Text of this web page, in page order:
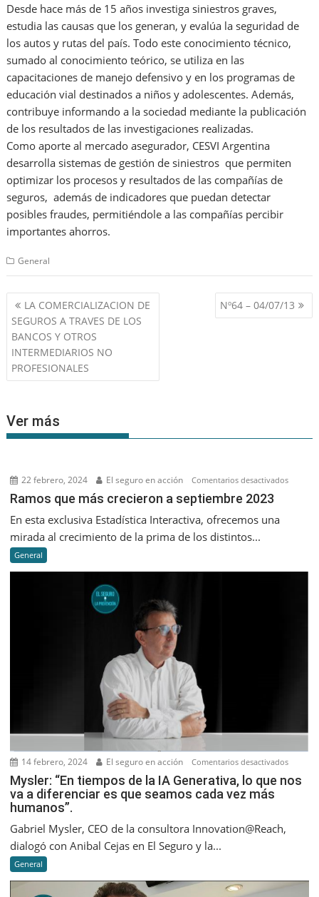
Desde hace más de 15 años investiga siniestros graves,
estudia las causas que los generan, y evalúa la seguridad de
los autos y rutas del país. Todo este conocimiento técnico,
sumado al conocimiento teórico, se utiliza en las
capacitaciones de manejo defensivo y en los programas de
educación vial destinados a niños y adolescentes. Además,
contribuye informando a la sociedad mediante la publicación
de los resultados de las investigaciones realizadas.
Como aporte al mercado asegurador, CESVI Argentina
desarrolla sistemas de gestión de siniestros que permiten
optimizar los procesos y resultados de las compañías de
seguros, además de indicadores que puedan detectar
posibles fraudes, permitiéndole a las compañías percibir
importantes ahorros.
General
Navegación
de
entradas
LA COMERCIALIZACION DE
SEGUROS A TRAVES DE LOS
BANCOS Y OTROS
INTERMEDIARIOS NO
PROFESIONALES
Nº64 – 04/07/13
Ver más
22 febrero, 2024 El seguro en acción Comentarios desactivadosen
Ramos que más crecieron a septiembre 2023
En esta exclusiva Estadística Interactiva, ofrecemos una
mirada al crecimiento de la prima de los distintos...
General
14 febrero, 2024 El seguro en acción Comentarios desactivadosen
Mysler:
Mysler: “En tiempos de la IA Generativa, lo que nos
va a diferenciar es que seamos cada vez más
humanos”.
Gabriel Mysler, CEO de la consultora Innovation@Reach,
dialogó con Anibal Cejas en El Seguro y la...
General